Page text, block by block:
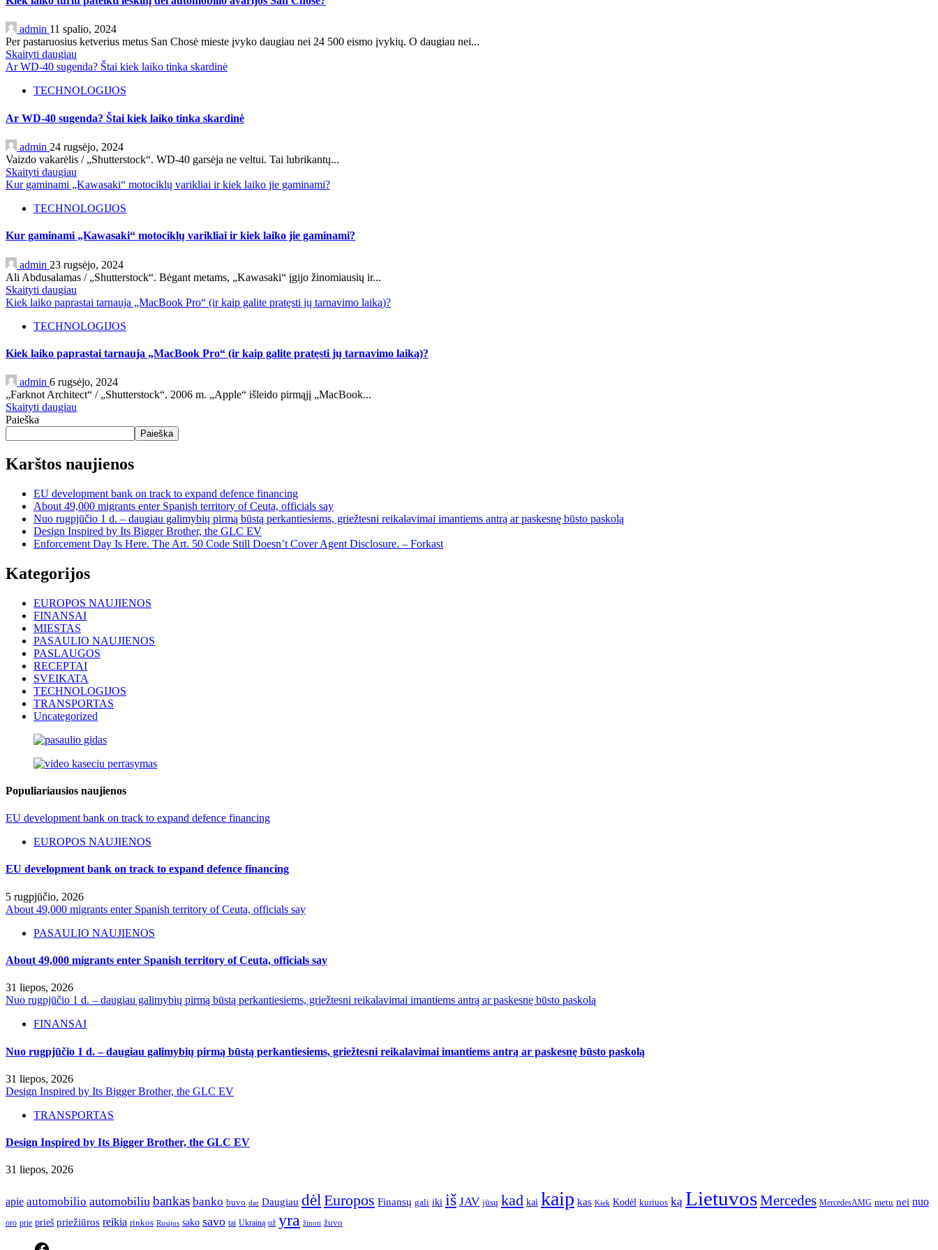
admin 11 spalio, 2024
Per pastaruosius ketverius metus San Chosė mieste įvyko daugiau nei 24 500 eismo įvykių. O daugiau nei...
Skaityti daugiau
Ar WD-40 sugenda? Štai kiek laiko tinka skardinė
TECHNOLOGIJOS
Ar WD-40 sugenda? Štai kiek laiko tinka skardinė
admin 24 rugsėjo, 2024
Vaizdo vakarėlis / „Shutterstock“. WD-40 garsėja ne veltui. Tai lubrikantų...
Skaityti daugiau
Kur gaminami „Kawasaki“ motociklų varikliai ir kiek laiko jie gaminami?
TECHNOLOGIJOS
Kur gaminami „Kawasaki“ motociklų varikliai ir kiek laiko jie gaminami?
admin 23 rugsėjo, 2024
Ali Abdusalamas / „Shutterstock“. Bėgant metams, „Kawasaki“ įgijo žinomiausių ir...
Skaityti daugiau
Kiek laiko paprastai tarnauja „MacBook Pro“ (ir kaip galite pratęsti jų tarnavimo laiką)?
TECHNOLOGIJOS
Kiek laiko paprastai tarnauja „MacBook Pro“ (ir kaip galite pratęsti jų tarnavimo laiką)?
admin 6 rugsėjo, 2024
„Farknot Architect“ / „Shutterstock“. 2006 m. „Apple“ išleido pirmąjį „MacBook...
Skaityti daugiau
Paieška
Paieška
Karštos naujienos
EU development bank on track to expand defence financing
About 49,000 migrants enter Spanish territory of Ceuta, officials say
Nuo rugpjūčio 1 d. – daugiau galimybių pirmą būstą perkantiesiems, griežtesni reikalavimai imantiems antrą ar paskesnę būsto paskolą
Design Inspired by Its Bigger Brother, the GLC EV
Enforcement Day Is Here. The Art. 50 Code Still Doesn’t Cover Agent Disclosure. – Forkast
Kategorijos
EUROPOS NAUJIENOS
FINANSAI
MIESTAS
PASAULIO NAUJIENOS
PASLAUGOS
RECEPTAI
SVEIKATA
TECHNOLOGIJOS
TRANSPORTAS
Uncategorized
Populiariausios naujienos
EU development bank on track to expand defence financing
EUROPOS NAUJIENOS
EU development bank on track to expand defence financing
5 rugpjūčio, 2026
About 49,000 migrants enter Spanish territory of Ceuta, officials say
PASAULIO NAUJIENOS
About 49,000 migrants enter Spanish territory of Ceuta, officials say
31 liepos, 2026
Nuo rugpjūčio 1 d. – daugiau galimybių pirmą būstą perkantiesiems, griežtesni reikalavimai imantiems antrą ar paskesnę būsto paskolą
FINANSAI
Nuo rugpjūčio 1 d. – daugiau galimybių pirmą būstą perkantiesiems, griežtesni reikalavimai imantiems antrą ar paskesnę būsto paskolą
31 liepos, 2026
Design Inspired by Its Bigger Brother, the GLC EV
TRANSPORTAS
Design Inspired by Its Bigger Brother, the GLC EV
31 liepos, 2026
apie automobilio automobiliu bankas banko buvo dar Daugiau dėlEuropos Finansų gali iki iš JAV jūsų kad kai kaip kas Kiek Kodėl kuriuos ką LietuvosMercedes MercedesAMG metu nei nuo
oro prie prieš priežiūros reikia rinkos Rusijos sako savo tai Ukrainą už yra žinoti žuvo